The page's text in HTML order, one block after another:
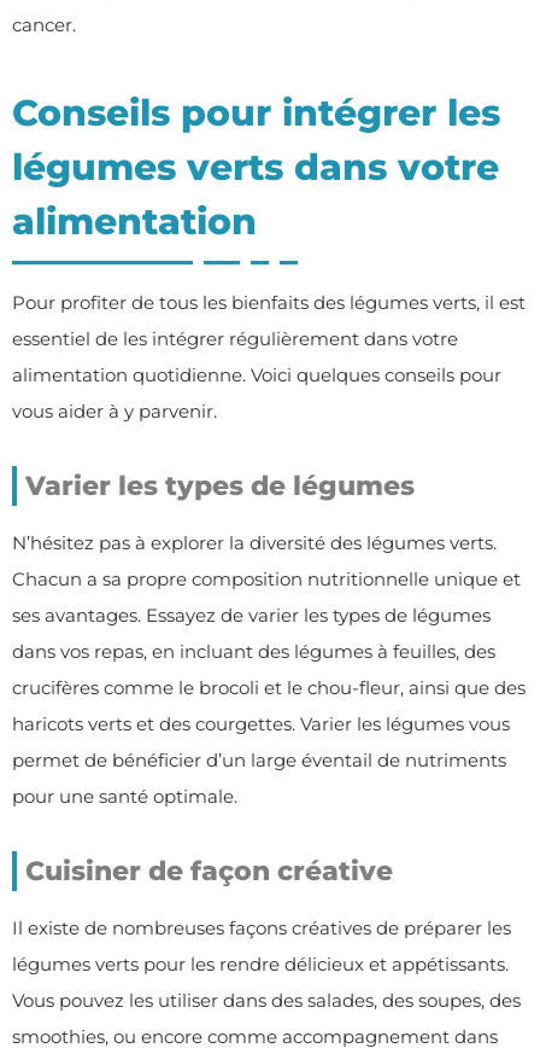
cancer.
Conseils pour intégrer les
légumes verts dans votre
alimentation
Pour profiter de tous les bienfaits des légumes verts, il est
essentiel de les intégrer régulièrement dans votre
alimentation quotidienne. Voici quelques conseils pour
vous aider à y parvenir.
Varier les types de légumes
N’hésitez pas à explorer la diversité des légumes verts.
Chacun a sa propre composition nutritionnelle unique et
ses avantages. Essayez de varier les types de légumes
dans vos repas, en incluant des légumes à feuilles, des
crucifères comme le brocoli et le chou-fleur, ainsi que des
haricots verts et des courgettes. Varier les légumes vous
permet de bénéficier d’un large éventail de nutriments
pour une santé optimale.
Cuisiner de façon créative
Il existe de nombreuses façons créatives de préparer les
légumes verts pour les rendre délicieux et appétissants.
Vous pouvez les utiliser dans des salades, des soupes, des
smoothies, ou encore comme accompagnement dans